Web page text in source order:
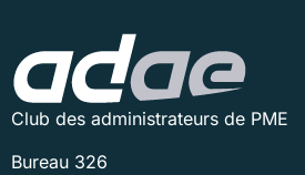
Club des administrateurs de PME
Bureau 326